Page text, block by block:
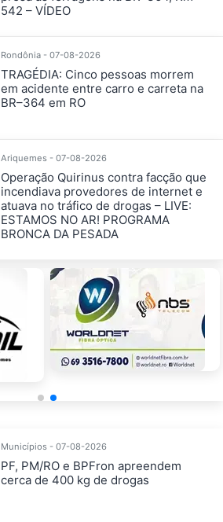
542 – VÍDEO
Rondônia - 07-08-2026
TRAGÉDIA: Cinco pessoas morrem
em acidente entre carro e carreta na
BR–364 em RO
Ariquemes - 07-08-2026
Operação Quirinus contra facção que
incendiava provedores de internet e
atuava no tráfico de drogas – LIVE:
ESTAMOS NO AR! PROGRAMA
BRONCA DA PESADA
Municípios - 07-08-2026
PF, PM/RO e BPFron apreendem
cerca de 400 kg de drogas